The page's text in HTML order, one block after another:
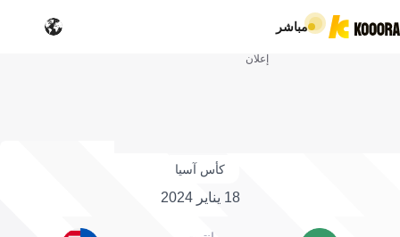
مباشر
إعلان
كأس آسيا
18 يناير 2024